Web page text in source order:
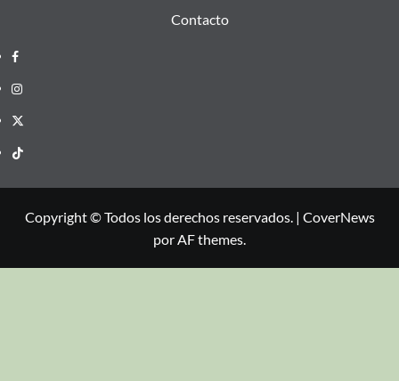
Contacto
Copyright © Todos los derechos reservados. | CoverNews
por AF themes.